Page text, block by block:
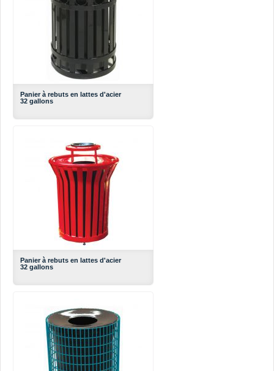
Panier à rebuts en lattes d'acier
32 gallons
Panier à rebuts en lattes d'acier
32 gallons